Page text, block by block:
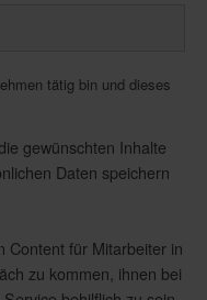
tätig bin und dieses
gewünschten Inhalte
Daten speichern
Content für Mitarbeiter in
zu kommen, ihnen bei